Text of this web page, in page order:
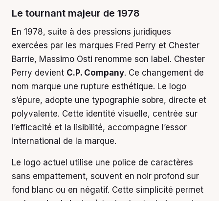
Le tournant majeur de 1978
En 1978, suite à des pressions juridiques
exercées par les marques Fred Perry et Chester
Barrie, Massimo Osti renomme son label. Chester
Perry devient C.P. Company. Ce changement de
nom marque une rupture esthétique. Le logo
s’épure, adopte une typographie sobre, directe et
polyvalente. Cette identité visuelle, centrée sur
l’efficacité et la lisibilité, accompagne l’essor
international de la marque.
Le logo actuel utilise une police de caractères
sans empattement, souvent en noir profond sur
fond blanc ou en négatif. Cette simplicité permet